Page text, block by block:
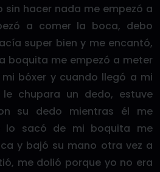
hacer nada me empezó a
a comer la boca, debo
super bien y me encantó,
boquita me empezó a meter
bóxer y cuando llegó a mi
chupara un dedo, estuve
su dedo mientras él me
lo sacó de mi boquita me
y bajó su mano otra vez a
me dolió porque yo no era